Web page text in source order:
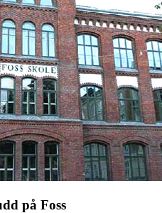
på Foss